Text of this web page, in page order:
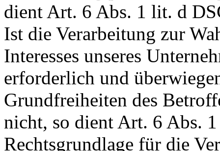
dient Art. 6 Abs. 1 lit. d
Ist die Verarbeitung zur
Interesses unseres
erforderlich und
Grundfreiheiten des
nicht, so dient Art. 6 Abs.
Rechtsgrundlage für die